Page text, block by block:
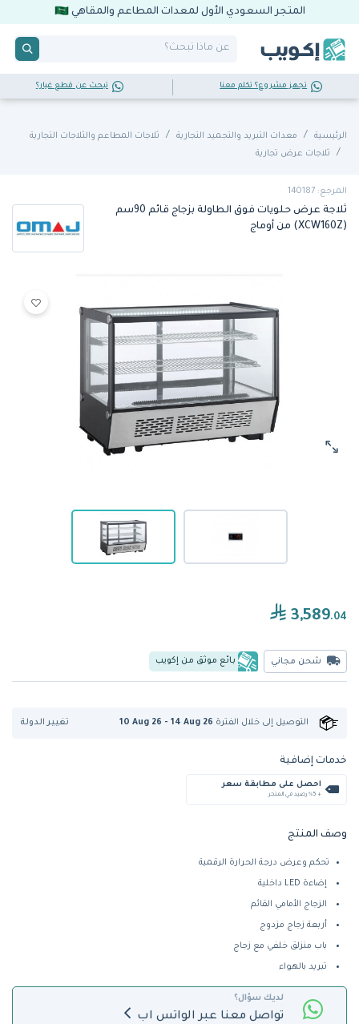
المتجر السعودي الأول لمعدات المطاعم والمقاهي
تجهز مشروع؟ تكلم معنا تبحث عن قطع غيار؟
الرئيسية معدات التبريد والتجميد التجارية
ثلاجات المطاعم والثلاجات التجارية
ثلاجات عرض تجارية
المرجع: 140187
ثلاجة عرض حلويات فوق الطاولة بزجاج قائم 90سم
(XCW160Z) من أوماج
3,589.04
شحن مجاني بائع موثق من إكويب
التوصيل إلى خلال الفترة 10 Aug 26 - 14 Aug 26 تغيير الدولة
خدمات إضافية
احصل على مطابقة سعر
+ %5 رصيد في المتجر
وصف المنتج
تحكم وعرض درجة الحرارة الرقمية
إضاءة LED داخلية
الزجاج الأمامي القائم
أربعة زجاج مزدوج
باب منزلق خلفي مع زجاج
تبريد بالهواء
لديك سؤال؟
تواصل معنا عبر الواتس اب